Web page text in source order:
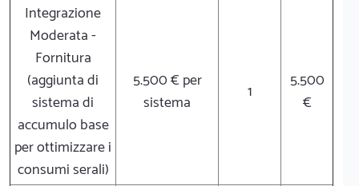
Integrazione
Moderata -
Fornitura
(aggiunta di
sistema di
accumulo base
per ottimizzare i
consumi serali)
5.500 € per
sistema
1
5.500
€